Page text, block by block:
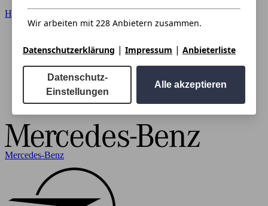
Hyundai
Mercedes-Benz
Wir arbeiten mit 228 Anbietern zusammen.
Datenschutzerklärung | Impressum | Anbieterliste
Datenschutz-
Einstellungen
Alle akzeptieren